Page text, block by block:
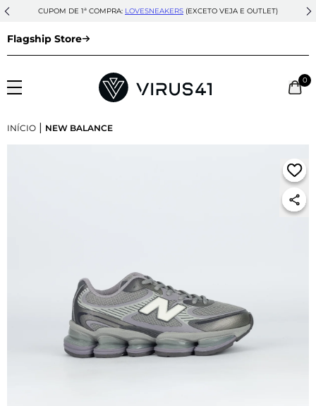
CUPOM DE 1ª COMPRA: LOVESNEAKERS (EXCETO VEJA E OUTLET)
Flagship Store
0
INÍCIO | NEW BALANCE